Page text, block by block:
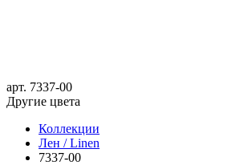
арт. 7337-00
Другие цвета
Коллекции
Лен / Linen
7337-00